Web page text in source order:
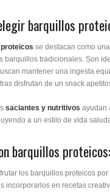
barquillos
se destacan como
barquillos tradicionales. Son
mantener una ingesta
disfrutan de un snack
saciantes y nutritivos ayudan
a un estilo de vida
barquillos proteicos:
los barquillos proteicos por
incorporarlos en recetas